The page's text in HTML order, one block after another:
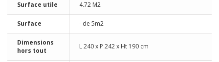
Surface utile 4.72 M2
Surface - de 5m2
Dimensions
hors tout
L 240 x P 242 x Ht 190 cm